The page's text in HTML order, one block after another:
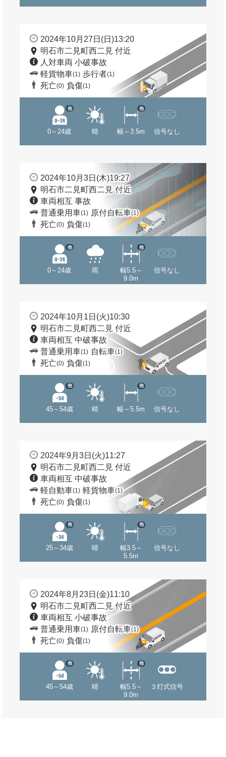
2024年10月27日(日)13:20
明石市二見町西二見 付近
人対車両 小破事故
軽貨物車(1) 歩行者(1)
死亡(0) 負傷(1)
0～24歳
他
晴 幅～3.5m
他
信号なし
2024年10月3日(木)19:27
明石市二見町西二見 付近
車両相互 事故
普通乗用車(1) 原付自転車(1)
死亡(0) 負傷(1)
0～24歳
他
雨
幅5.5～
9.0m
他
信号なし
2024年10月1日(火)10:30
明石市二見町西二見 付近
車両相互 中破事故
普通乗用車(1) 自転車(1)
死亡(0) 負傷(1)
45～54歳
他
晴 幅～5.5m
他
信号なし
2024年9月3日(火)11:27
明石市二見町西二見 付近
車両相互 中破事故
軽自動車(1) 軽貨物車(1)
死亡(0) 負傷(1)
25～34歳
他
晴
幅3.5～
5.5m
他
信号なし
2024年8月23日(金)11:10
明石市二見町西二見 付近
車両相互 小破事故
普通乗用車(1) 原付自転車(1)
死亡(0) 負傷(1)
45～54歳
他
晴
幅5.5～
9.0m
他
３灯式信号